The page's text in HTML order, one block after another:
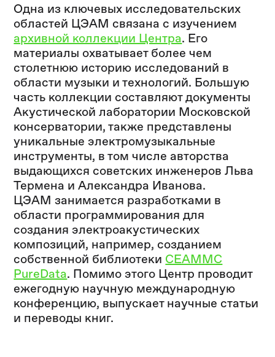
Одна из ключевых исследовательских
областей ЦЭАМ связана с изучением
архивной коллекции Центра. Его
материалы охватывает более чем
столетнюю историю исследований в
области музыки и технологий. Большую
часть коллекции составляют документы
Акустической лаборатории Московской
консерватории, также представлены
уникальные электромузыкальные
инструменты, в том числе авторства
выдающихся советских инженеров Льва
Термена и Александра Иванова.
ЦЭАМ занимается разработками в
области программирования для
создания электроакустических
композиций, например, созданием
собственной библиотеки CEAMMC
PureData. Помимо этого Центр проводит
ежегодную научную международную
конференцию, выпускает научные статьи
и переводы книг.